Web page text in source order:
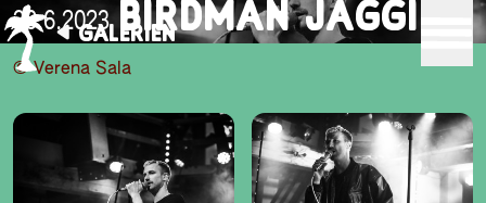
GALERIEN
30.6.2023 BIRDMAN JÄGGI
© Verena Sala